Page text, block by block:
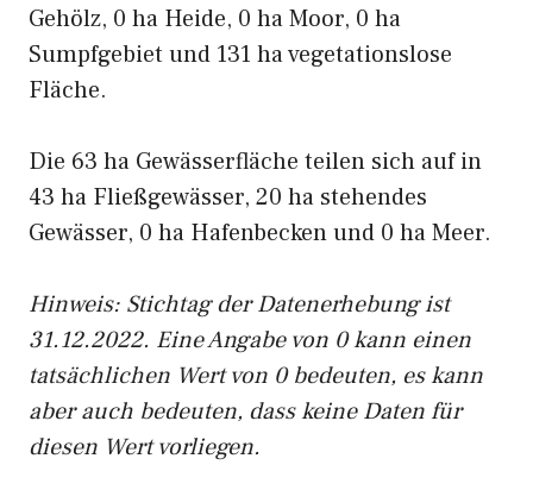
Gehölz, 0 ha Heide, 0 ha Moor, 0 ha
Sumpfgebiet und 131 ha vegetationslose
Fläche.
Die 63 ha Gewässerfläche teilen sich auf in
43 ha Fließgewässer, 20 ha stehendes
Gewässer, 0 ha Hafenbecken und 0 ha Meer.
Hinweis: Stichtag der Datenerhebung ist
31.12.2022. Eine Angabe von 0 kann einen
tatsächlichen Wert von 0 bedeuten, es kann
aber auch bedeuten, dass keine Daten für
diesen Wert vorliegen.